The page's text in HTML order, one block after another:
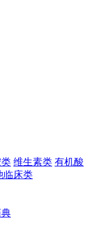
类 维生素类 有机酸
临床类